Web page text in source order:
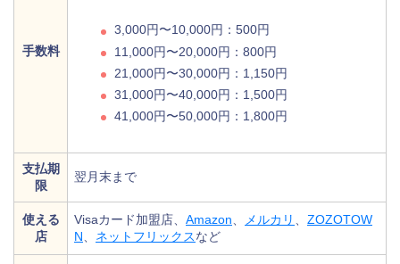
手数料
3,000円〜10,000円：500円
11,000円〜20,000円：800円
21,000円〜30,000円：1,150円
31,000円〜40,000円：1,500円
41,000円〜50,000円：1,800円
支払期
限
翌月末まで
使える
店
Visaカード加盟店、 Amazon、 メルカリ 、 ZOZOTOW
N、 ネットフリックスなど